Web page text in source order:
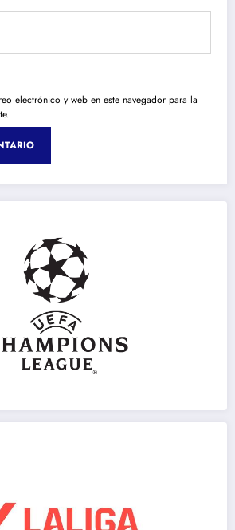
electrónico y web en este navegador para la